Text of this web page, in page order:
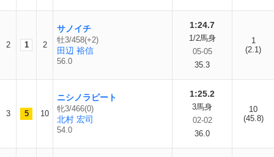
2 1 2
サノイチ
牡3/458(+2)
田辺 裕信
56.0
1:24.7
1/2馬身
05-05
35.3
1
(2.1)
3 5 10
ニシノラピート
牝3/466(0)
北村 宏司
54.0
1:25.2
3馬身
02-02
36.0
10
(45.8)